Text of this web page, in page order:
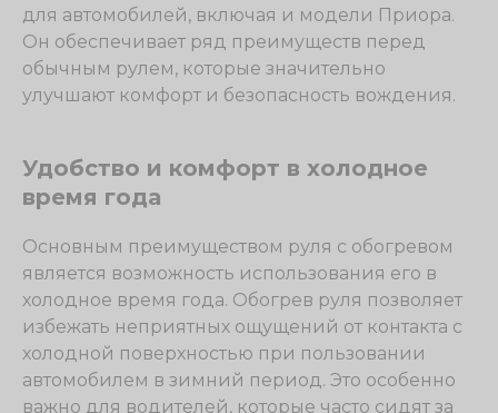
для автомобилей, включая и модели Приора.
Он обеспечивает ряд преимуществ перед
обычным рулем, которые значительно
улучшают комфорт и безопасность вождения.
Удобство и комфорт в холодное
время года
Основным преимуществом руля с обогревом
является возможность использования его в
холодное время года. Обогрев руля позволяет
избежать неприятных ощущений от контакта с
холодной поверхностью при пользовании
автомобилем в зимний период. Это особенно
важно для водителей, которые часто сидят за